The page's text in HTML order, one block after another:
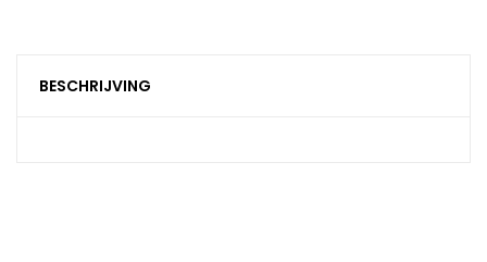
BESCHRIJVING